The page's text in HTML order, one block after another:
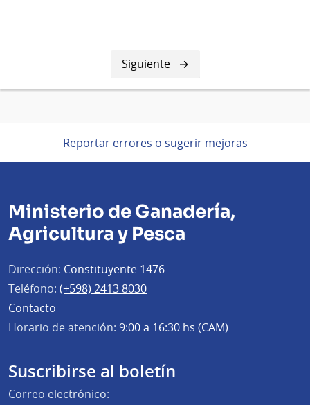
Siguiente
página
Siguiente
Reportar errores o sugerir mejoras
Ministerio de Ganadería,
Agricultura y Pesca
Dirección: Constituyente 1476
Teléfono: (+598) 2413 8030
Contacto
Horario de atención: 9:00 a 16:30 hs (CAM)
Suscribirse al boletín
Correo electrónico: